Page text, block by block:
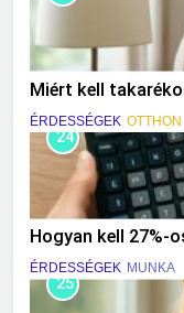
Miért kell
ÉRDESSÉGEK OTTHON
24
Hogyan kell
ÉRDESSÉGEK MUNKA
25